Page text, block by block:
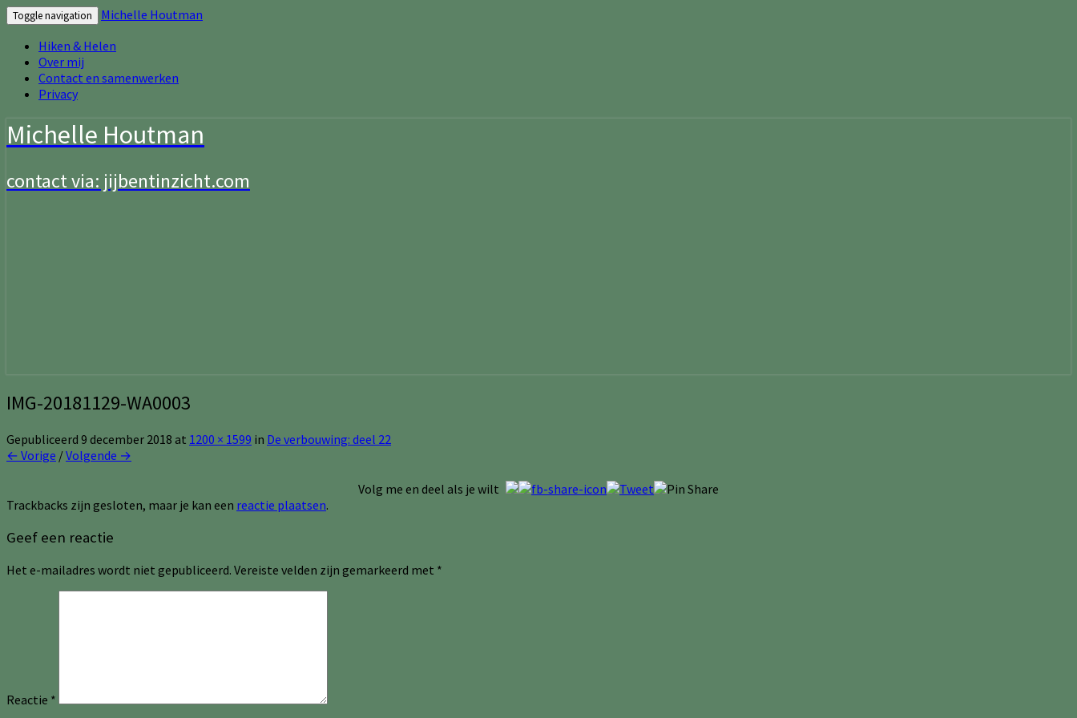
Toggle navigation
Michelle Houtman
Hiken & Helen
Over mij
Contact en samenwerken
Privacy
Michelle Houtman
contact via: jijbentinzicht.com
IMG-20181129-WA0003
Gepubliceerd 9 december 2018 at 1200 × 1599 in De verbouwing: deel 22
← Vorige /Volgende →
Volg me en deel als je wilt
Trackbacks zijn gesloten, maar je kan een reactie plaatsen.
Geef een reactie
Het e-mailadres wordt niet gepubliceerd. Vereiste velden zijn gemarkeerd met *
Reactie *